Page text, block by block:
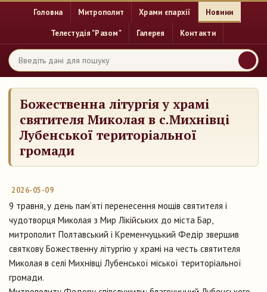
Головна Митрополит Храми єпархії Новини
Телестудія "Разом" Галерея Контакти
Божественна літургія у храмі
святителя Миколая в с.Михнівці
Лубенської територіальної
громади
2026-05-09
9 травня, у день пам’яті перенесення мощів святителя і
чудотворця Миколая з Мир Лікійських до міста Бар,
митрополит Полтавський і Кременчуцький Федір звершив
святкову Божественну літургію у храмі на честь святителя
Миколая в селі Михнівці Лубенської міської територіальної
громади.